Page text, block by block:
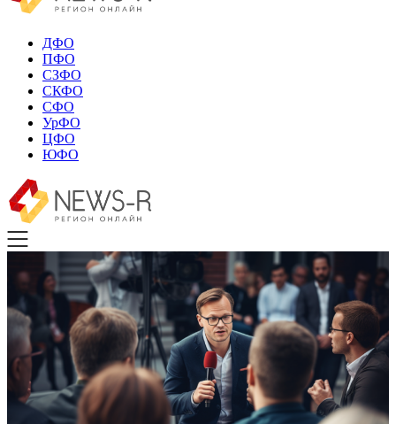
ДФО
ПФО
СЗФО
СКФО
СФО
УрФО
ЦФО
ЮФО